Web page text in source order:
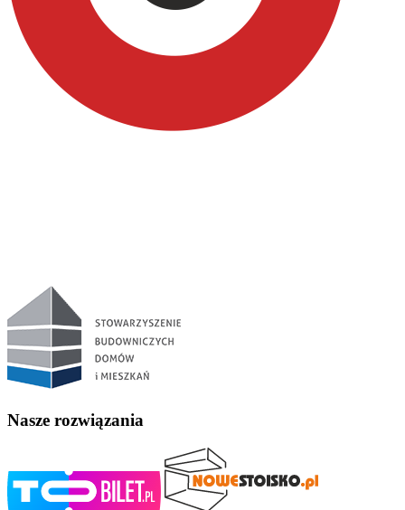
Nasze rozwiązania